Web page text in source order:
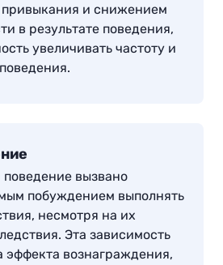
привыкания и снижением
в результате поведения,
увеличивать частоту и
.
вызвано
побуждением выполнять
несмотря на их
Эта зависимость
эффекта вознаграждения,